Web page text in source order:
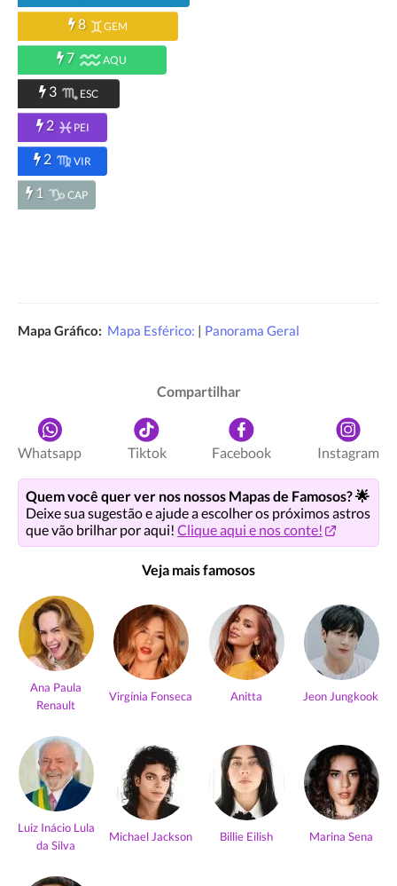
8 GEM
7 AQU
3 ESC
2 PEI
2 VIR
1 CAP
Mapa Gráfico: Mapa Esférico: | Panorama Geral
Compartilhar
Whatsapp Tiktok Facebook Instagram
Quem você quer ver nos nossos Mapas de Famosos? 🌟
Deixe sua sugestão e ajude a escolher os próximos astros
que vão brilhar por aqui! Clique aqui e nos conte!
Veja mais famosos
Ana Paula
Renault
Virgínia Fonseca Anitta Jeon Jungkook
Luiz Inácio Lula
da Silva
Michael Jackson Billie Eilish Marina Sena